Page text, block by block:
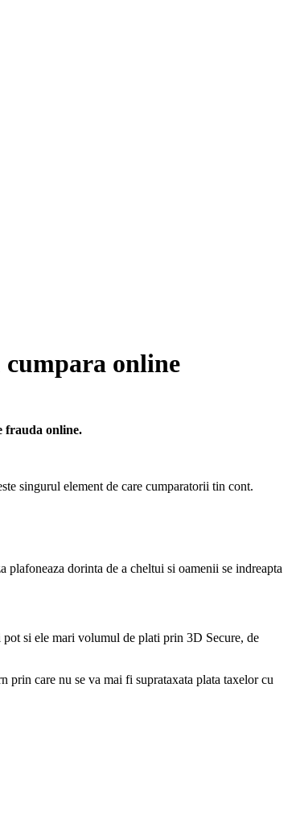
online
frauda online.
singurul element de care cumparatorii tin cont.
dorinta de a cheltui si oamenii se indreapta
si ele mari volumul de plati prin 3D Secure, de
prin care nu se va mai fi suprataxata plata taxelor cu